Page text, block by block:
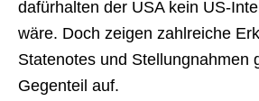
dafürhalten der USA kein US-
wäre. Doch zeigen zahlreiche
Statenotes und Stellungnahmen
Gegenteil auf.